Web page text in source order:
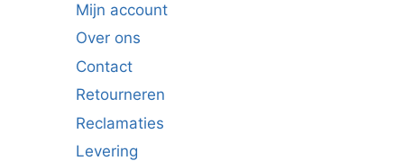
Mijn account
Over ons
Contact
Retourneren
Reclamaties
Levering